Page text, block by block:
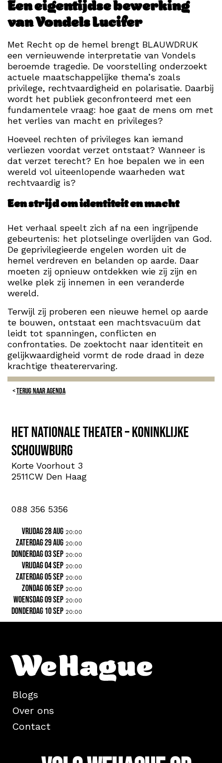
Een eigentijdse bewerking
van Vondels Lucifer
Met Recht op de hemel brengt BLAUWDRUK
een vernieuwende interpretatie van Vondels
beroemde tragedie. De voorstelling onderzoekt
actuele maatschappelijke thema’s zoals
privilege, rechtvaardigheid en polarisatie. Daarbij
wordt het publiek geconfronteerd met een
fundamentele vraag: hoe gaat de mens om met
het verlies van macht en privileges?
Hoeveel rechten of privileges kan iemand
verliezen voordat verzet ontstaat? Wanneer is
dat verzet terecht? En hoe bepalen we in een
wereld vol uiteenlopende waarheden wat
rechtvaardig is?
Een strijd om identiteit en macht
Het verhaal speelt zich af na een ingrijpende
gebeurtenis: het plotselinge overlijden van God.
De geprivilegieerde engelen worden uit de
hemel verdreven en belanden op aarde. Daar
moeten zij opnieuw ontdekken wie zij zijn en
welke plek zij innemen in een veranderde
wereld.
Terwijl zij proberen een nieuwe hemel op aarde
te bouwen, ontstaat een machtsvacuüm dat
leidt tot spanningen, conflicten en
confrontaties. De zoektocht naar identiteit en
gelijkwaardigheid vormt de rode draad in deze
krachtige theaterervaring.
TERUG NAAR AGENDA
Het Nationale Theater – Koninklijke
Schouwburg
Korte Voorhout 3
2511CW Den Haag
088 356 5356
vrijdag 28 aug 20:00
zaterdag 29 aug 20:00
donderdag 03 sep 20:00
vrijdag 04 sep 20:00
zaterdag 05 sep 20:00
zondag 06 sep 20:00
woensdag 09 sep 20:00
donderdag 10 sep 20:00
Blogs
Over ons
Contact